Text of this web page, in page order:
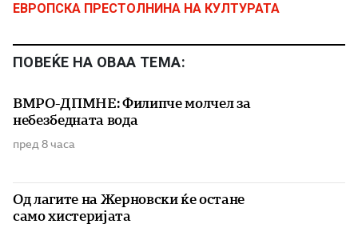
ЕВРОПСКА ПРЕСТОЛНИНА НА КУЛТУРАТА
ПОВЕЌЕ НА ОВАА ТЕМА:
ВМРО-ДПМНЕ: Филипче молчел за
небезбедната вода
пред 8 часа
Од лагите на Жерновски ќе остане
само хистеријата